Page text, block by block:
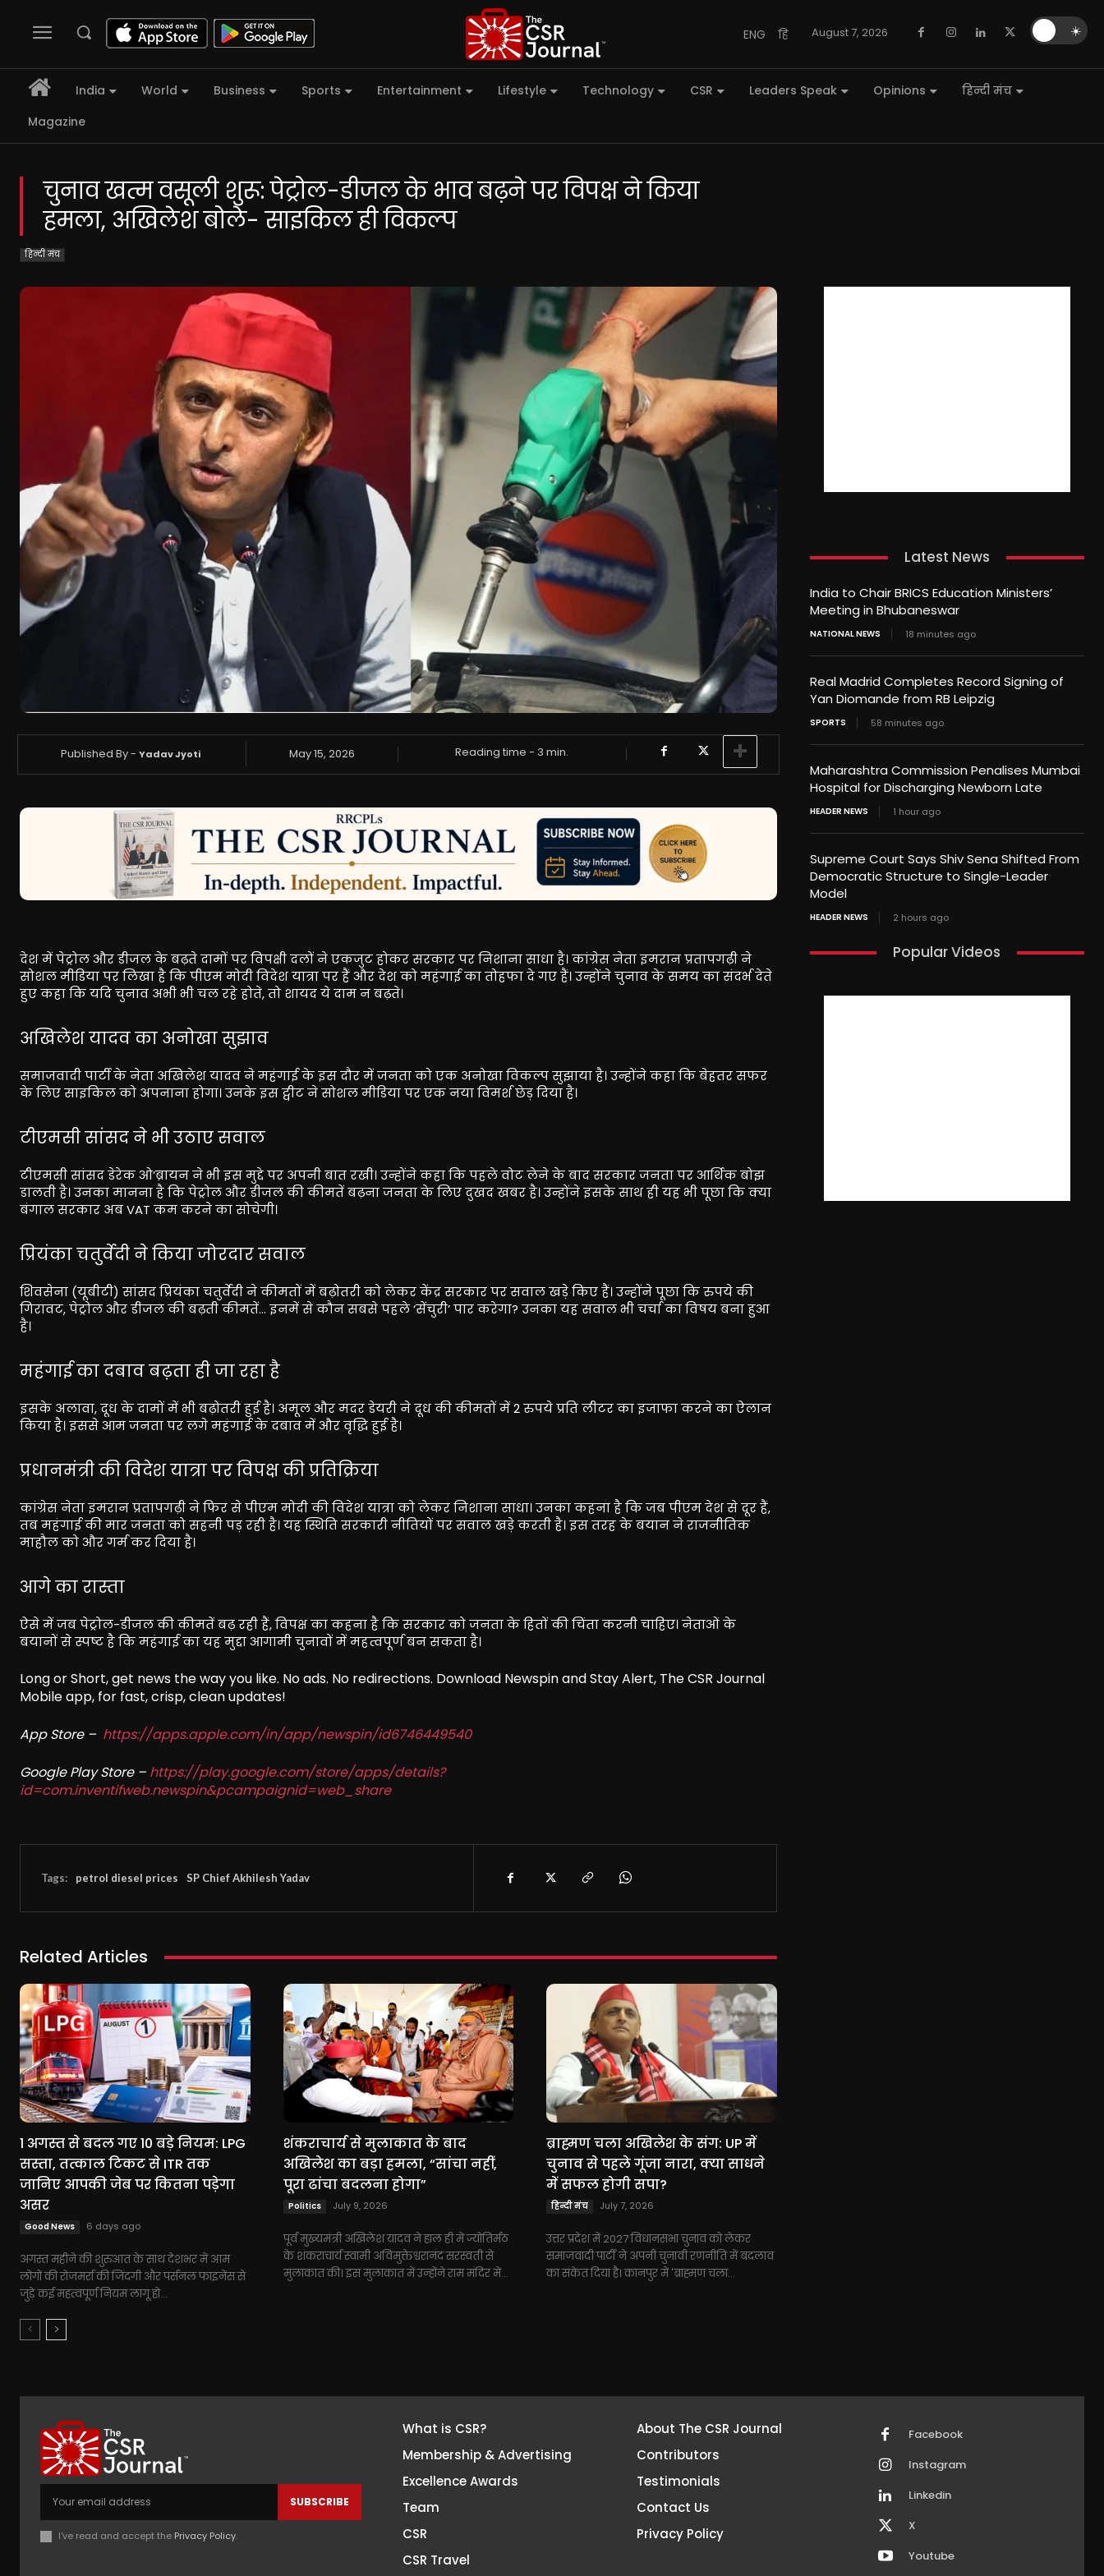
ENG हि August 7, 2026
India World Business Sports Entertainment Lifestyle Technology CSR Leaders Speak Opinions
हिन्दी मंच
Magazine
चुनाव खत्म वसूली शुरू: पेट्रोल-डीजल के भाव बढ़ने पर विपक्ष ने किया
हमला, अखिलेश बोले- साइकिल ही विकल्प
हिन्दी मंच
Published By - Yadav Jyoti May 15, 2026 Reading time - 3 min.
देश में पेट्रोल और डीजल के बढ़ते दामों पर विपक्षी दलों ने एकजुट होकर सरकार पर निशाना साधा है। कांग्रेस नेता इमरान प्रतापगढ़ी ने
सोशल मीडिया पर लिखा है कि पीएम मोदी विदेश यात्रा पर हैं और देश को महंगाई का तोहफा दे गए हैं। उन्होंने चुनाव के समय का संदर्भ देते
हुए कहा कि यदि चुनाव अभी भी चल रहे होते, तो शायद ये दाम न बढ़ते।
अखिलेश यादव का अनोखा सुझाव
समाजवादी पार्टी के नेता अखिलेश यादव ने महंगाई के इस दौर में जनता को एक अनोखा विकल्प सुझाया है। उन्होंने कहा कि बेहतर सफर
के लिए साइकिल को अपनाना होगा। उनके इस ट्वीट ने सोशल मीडिया पर एक नया विमर्श छेड़ दिया है।
टीएमसी सांसद ने भी उठाए सवाल
टीएमसी सांसद डेरेक ओ’ब्रायन ने भी इस मुद्दे पर अपनी बात रखी। उन्होंने कहा कि पहले वोट लेने के बाद सरकार जनता पर आर्थिक बोझ
डालती है। उनका मानना है कि पेट्रोल और डीजल की कीमतें बढ़ना जनता के लिए दुखद खबर है। उन्होंने इसके साथ ही यह भी पूछा कि क्या
बंगाल सरकार अब VAT कम करने का सोचेगी।
प्रियंका चतुर्वेदी ने किया जोरदार सवाल
शिवसेना (यूबीटी) सांसद प्रियंका चतुर्वेदी ने कीमतों में बढ़ोतरी को लेकर केंद्र सरकार पर सवाल खड़े किए हैं। उन्होंने पूछा कि रुपये की
गिरावट, पेट्रोल और डीजल की बढ़ती कीमतें… इनमें से कौन सबसे पहले ‘सेंचुरी’ पार करेगा? उनका यह सवाल भी चर्चा का विषय बना हुआ
है।
महंगाई का दबाव बढ़ता ही जा रहा है
इसके अलावा, दूध के दामों में भी बढ़ोतरी हुई है। अमूल और मदर डेयरी ने दूध की कीमतों में 2 रुपये प्रति लीटर का इजाफा करने का ऐलान
किया है। इससे आम जनता पर लगे महंगाई के दबाव में और वृद्धि हुई है।
प्रधानमंत्री की विदेश यात्रा पर विपक्ष की प्रतिक्रिया
कांग्रेस नेता इमरान प्रतापगढ़ी ने फिर से पीएम मोदी की विदेश यात्रा को लेकर निशाना साधा। उनका कहना है कि जब पीएम देश से दूर हैं,
तब महंगाई की मार जनता को सहनी पड़ रही है। यह स्थिति सरकारी नीतियों पर सवाल खड़े करती है। इस तरह के बयान ने राजनीतिक
माहौल को और गर्म कर दिया है।
आगे का रास्ता
ऐसे में जब पेट्रोल-डीजल की कीमतें बढ़ रही हैं, विपक्ष का कहना है कि सरकार को जनता के हितों की चिंता करनी चाहिए। नेताओं के
बयानों से स्पष्ट है कि महंगाई का यह मुद्दा आगामी चुनावों में महत्वपूर्ण बन सकता है।
Long or Short, get news the way you like. No ads. No redirections. Download Newspin and Stay Alert, The CSR Journal
Mobile app, for fast, crisp, clean updates!
App Store – https://apps.apple.com/in/app/newspin/id6746449540
Google Play Store – https://play.google.com/store/apps/details?
id=com.inventifweb.newspin&pcampaignid=web_share
Tags: petrol diesel prices SP Chief Akhilesh Yadav
Related Articles
1 अगस्त से बदल गए 10 बड़े नियम: LPG
सस्ता, तत्काल टिकट से ITR तक
जानिए आपकी जेब पर कितना पड़ेगा
असर
Good News 6 days ago
अगस्त महीने की शुरुआत के साथ देशभर में आम
लोगों की रोजमर्रा की जिंदगी और पर्सनल फाइनेंस से
जुड़े कई महत्वपूर्ण नियम लागू हो...
शंकराचार्य से मुलाकात के बाद
अखिलेश का बड़ा हमला, “सांचा नहीं,
पूरा ढांचा बदलना होगा”
Politics July 9, 2026
पूर्व मुख्यमंत्री अखिलेश यादव ने हाल ही में ज्योतिर्मठ
के शंकराचार्य स्वामी अविमुक्तेश्वरानंद सरस्वती से
मुलाकात की। इस मुलाकात में उन्होंने राम मंदिर में...
ब्राह्मण चला अखिलेश के संग: UP में
चुनाव से पहले गूंजा नारा, क्या साधने
में सफल होगी सपा?
हिन्दी मंच July 7, 2026
उत्तर प्रदेश में 2027 विधानसभा चुनाव को लेकर
समाजवादी पार्टी ने अपनी चुनावी रणनीति में बदलाव
का संकेत दिया है। कानपुर में 'ब्राह्मण चला...
Latest News
India to Chair BRICS Education Ministers’
Meeting in Bhubaneswar
NATIONAL NEWS 18 minutes ago
Real Madrid Completes Record Signing of
Yan Diomande from RB Leipzig
SPORTS 58 minutes ago
Maharashtra Commission Penalises Mumbai
Hospital for Discharging Newborn Late
HEADER NEWS 1 hour ago
Supreme Court Says Shiv Sena Shifted From
Democratic Structure to Single-Leader
Model
HEADER NEWS 2 hours ago
Popular Videos
SUBSCRIBE
I've read and accept the Privacy Policy.
What is CSR?
Membership & Advertising
Excellence Awards
Team
CSR
CSR Travel
About The CSR Journal
Contributors
Testimonials
Contact Us
Privacy Policy
Facebook
Instagram
Linkedin
X
Youtube
☀️